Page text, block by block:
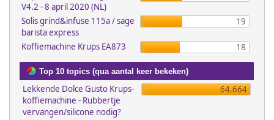
V4.2 - 8 april 2020 (NL)
Solis grind&infuse 115a / sage
barista express
19
Koffiemachine Krups EA873 18
Top 10 topics (qua aantal keer bekeken)
Lekkende Dolce Gusto Krups-
koffiemachine - Rubbertje
vervangen/silicone nodig?
64.664